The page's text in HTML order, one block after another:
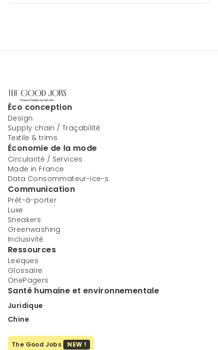
Éco conception
Design
Supply chain / Traçabilité
Textile & trims
Économie de la mode
Circularité / Services
Made in France
Data Consommateur-ice-s
Communication
Prêt-à-porter
Luxe
Sneakers
Greenwashing
Inclusivité
Ressources
Lexiques
Glossaire
OnePagers
Santé humaine et environnementale
Juridique
Chine
The Good Jobs NEW !